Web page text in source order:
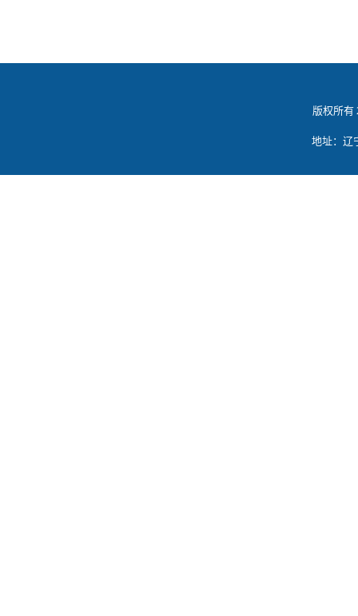
版权所
地址：辽